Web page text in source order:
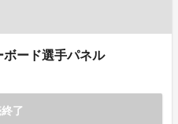
ード選手パネル
了